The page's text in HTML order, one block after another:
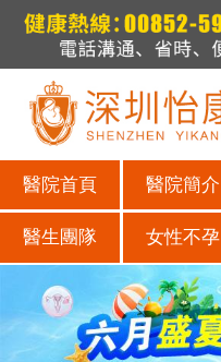
醫院首頁 醫院簡介
醫生團隊 女性不孕